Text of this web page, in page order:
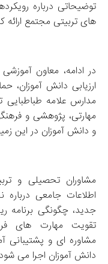
های تربیتی مجتمع ارائه
مهارتی، پژوهشی و
و دانش‌ آموزان در این زمینه پاسخ داد.
مشاوران تحصیلی و
مشاوره‌ ای و
دانش‌ آموزان اجرا می‌ شود، معرفی شد.